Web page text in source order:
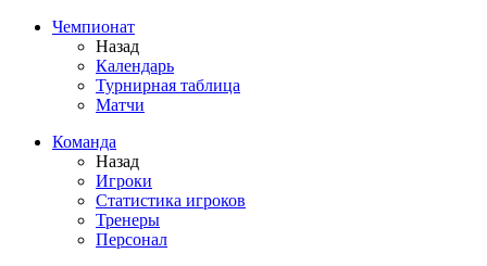
Чемпионат
Назад
Календарь
Турнирная таблица
Матчи
Команда
Назад
Игроки
Статистика игроков
Тренеры
Персонал